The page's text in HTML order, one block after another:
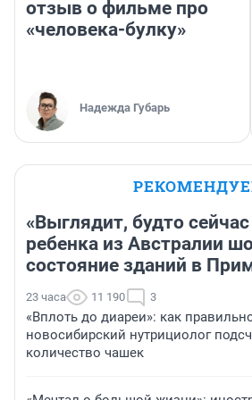
отзыв о фильме про
«человека-булку»
Надежда Губарь
«Выглядит, будто
ребенка из Австралии
состояние зданий в
23 часа 11 190 3
«Вплоть до диареи»: как
новосибирский нутрициолог
количество чашек